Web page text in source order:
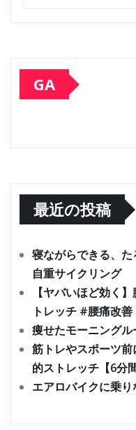
GA
最近の投稿
寝ながらできる、た
自重サイクリング
【ヤバいほど効く
トレッチ #腰痛改
痩せたモーニングル
筋トレやスポーツ
的ストレッチ【6分間
エアロバイクに乗